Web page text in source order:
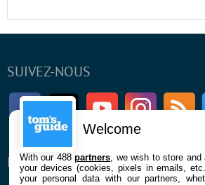
SUIVEZ-NOUS
FacebookTwitter Youtube Instagram
ENTREPRISE À
Welcome
With our 488partners , we wish to store
your devices (cookies, pixels in emails,
your personal data with our partners,